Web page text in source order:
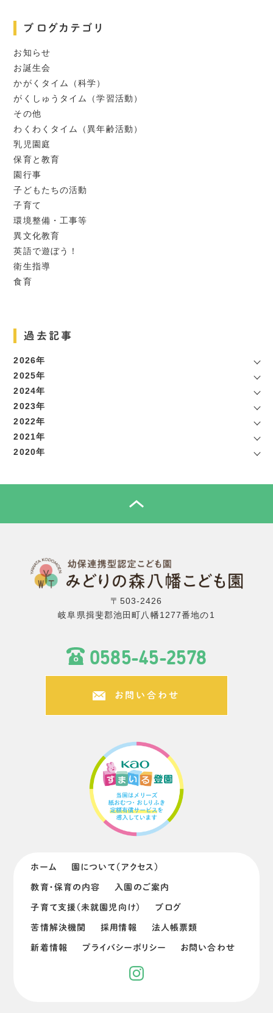
ブログカテゴリ
お知らせ
お誕生会
かがくタイム（科学）
がくしゅうタイム（学習活動）
その他
わくわくタイム（異年齢活動）
乳児園庭
保育と教育
園行事
子どもたちの活動
子育て
環境整備・工事等
異文化教育
英語で遊ぼう！
衛生指導
食育
過去記事
2026年
2025年
2024年
2023年
2022年
2021年
2020年
〒503-2426
岐阜県揖斐郡池田町八幡1277番地の1
0585-45-2578
お問い合わせ
ホーム 園について（アクセス）
教育・保育の内容 入園のご案内
子育て支援（未就園児向け） ブログ
苦情解決機関 採用情報 法人帳票類
新着情報 プライバシーポリシー お問い合わせ